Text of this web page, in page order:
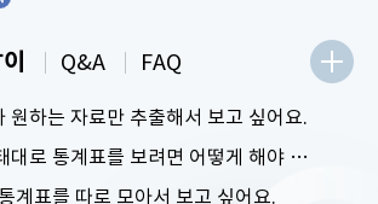
원하는 자료만 추출해서 보고 싶어요.
내가 원하는 형태대로 통계표를 보려면 어떻게 해야 하나요?
계표를 따로 모아서 보고 싶어요.
Q&A FAQ